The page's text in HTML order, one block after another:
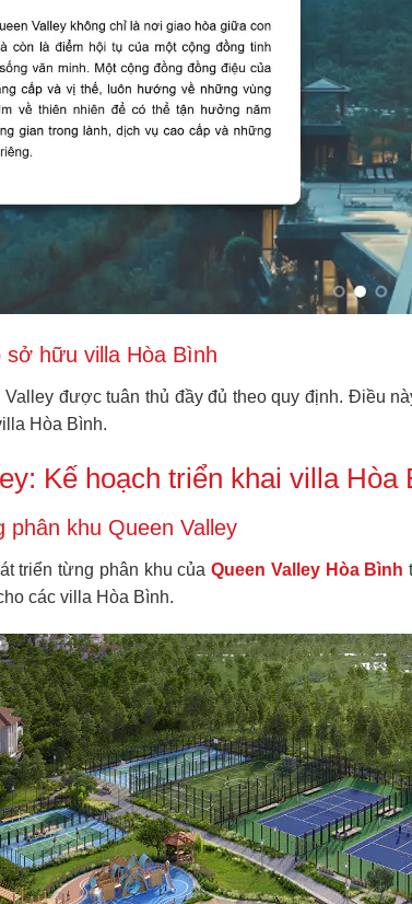
hữu villa Hòa Bình
Valley được tuân thủ đầy đủ theo quy định. Điều
Hòa Bình.
Kế hoạch triển khai villa Hòa
phân khu Queen Valley
triển từng phân khu củaQueen Valley Hòa Bình
các villa Hòa Bình.